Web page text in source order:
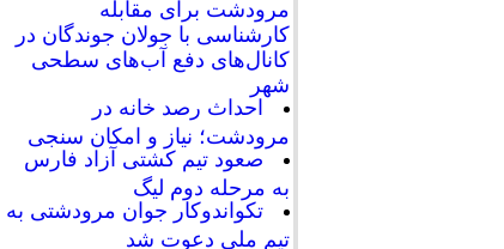
مرودشت برای مقابله
کارشناسی با جولان جوندگان در
کانال‌های دفع آب‌های سطحی
شهر
احداث رصد خانه در
مرودشت؛ نیاز و امکان سنجی
صعود تیم کشتی آزاد فارس
به مرحله دوم لیگ
تکواندوکار جوان مرودشتی به
تیم ملی دعوت شد